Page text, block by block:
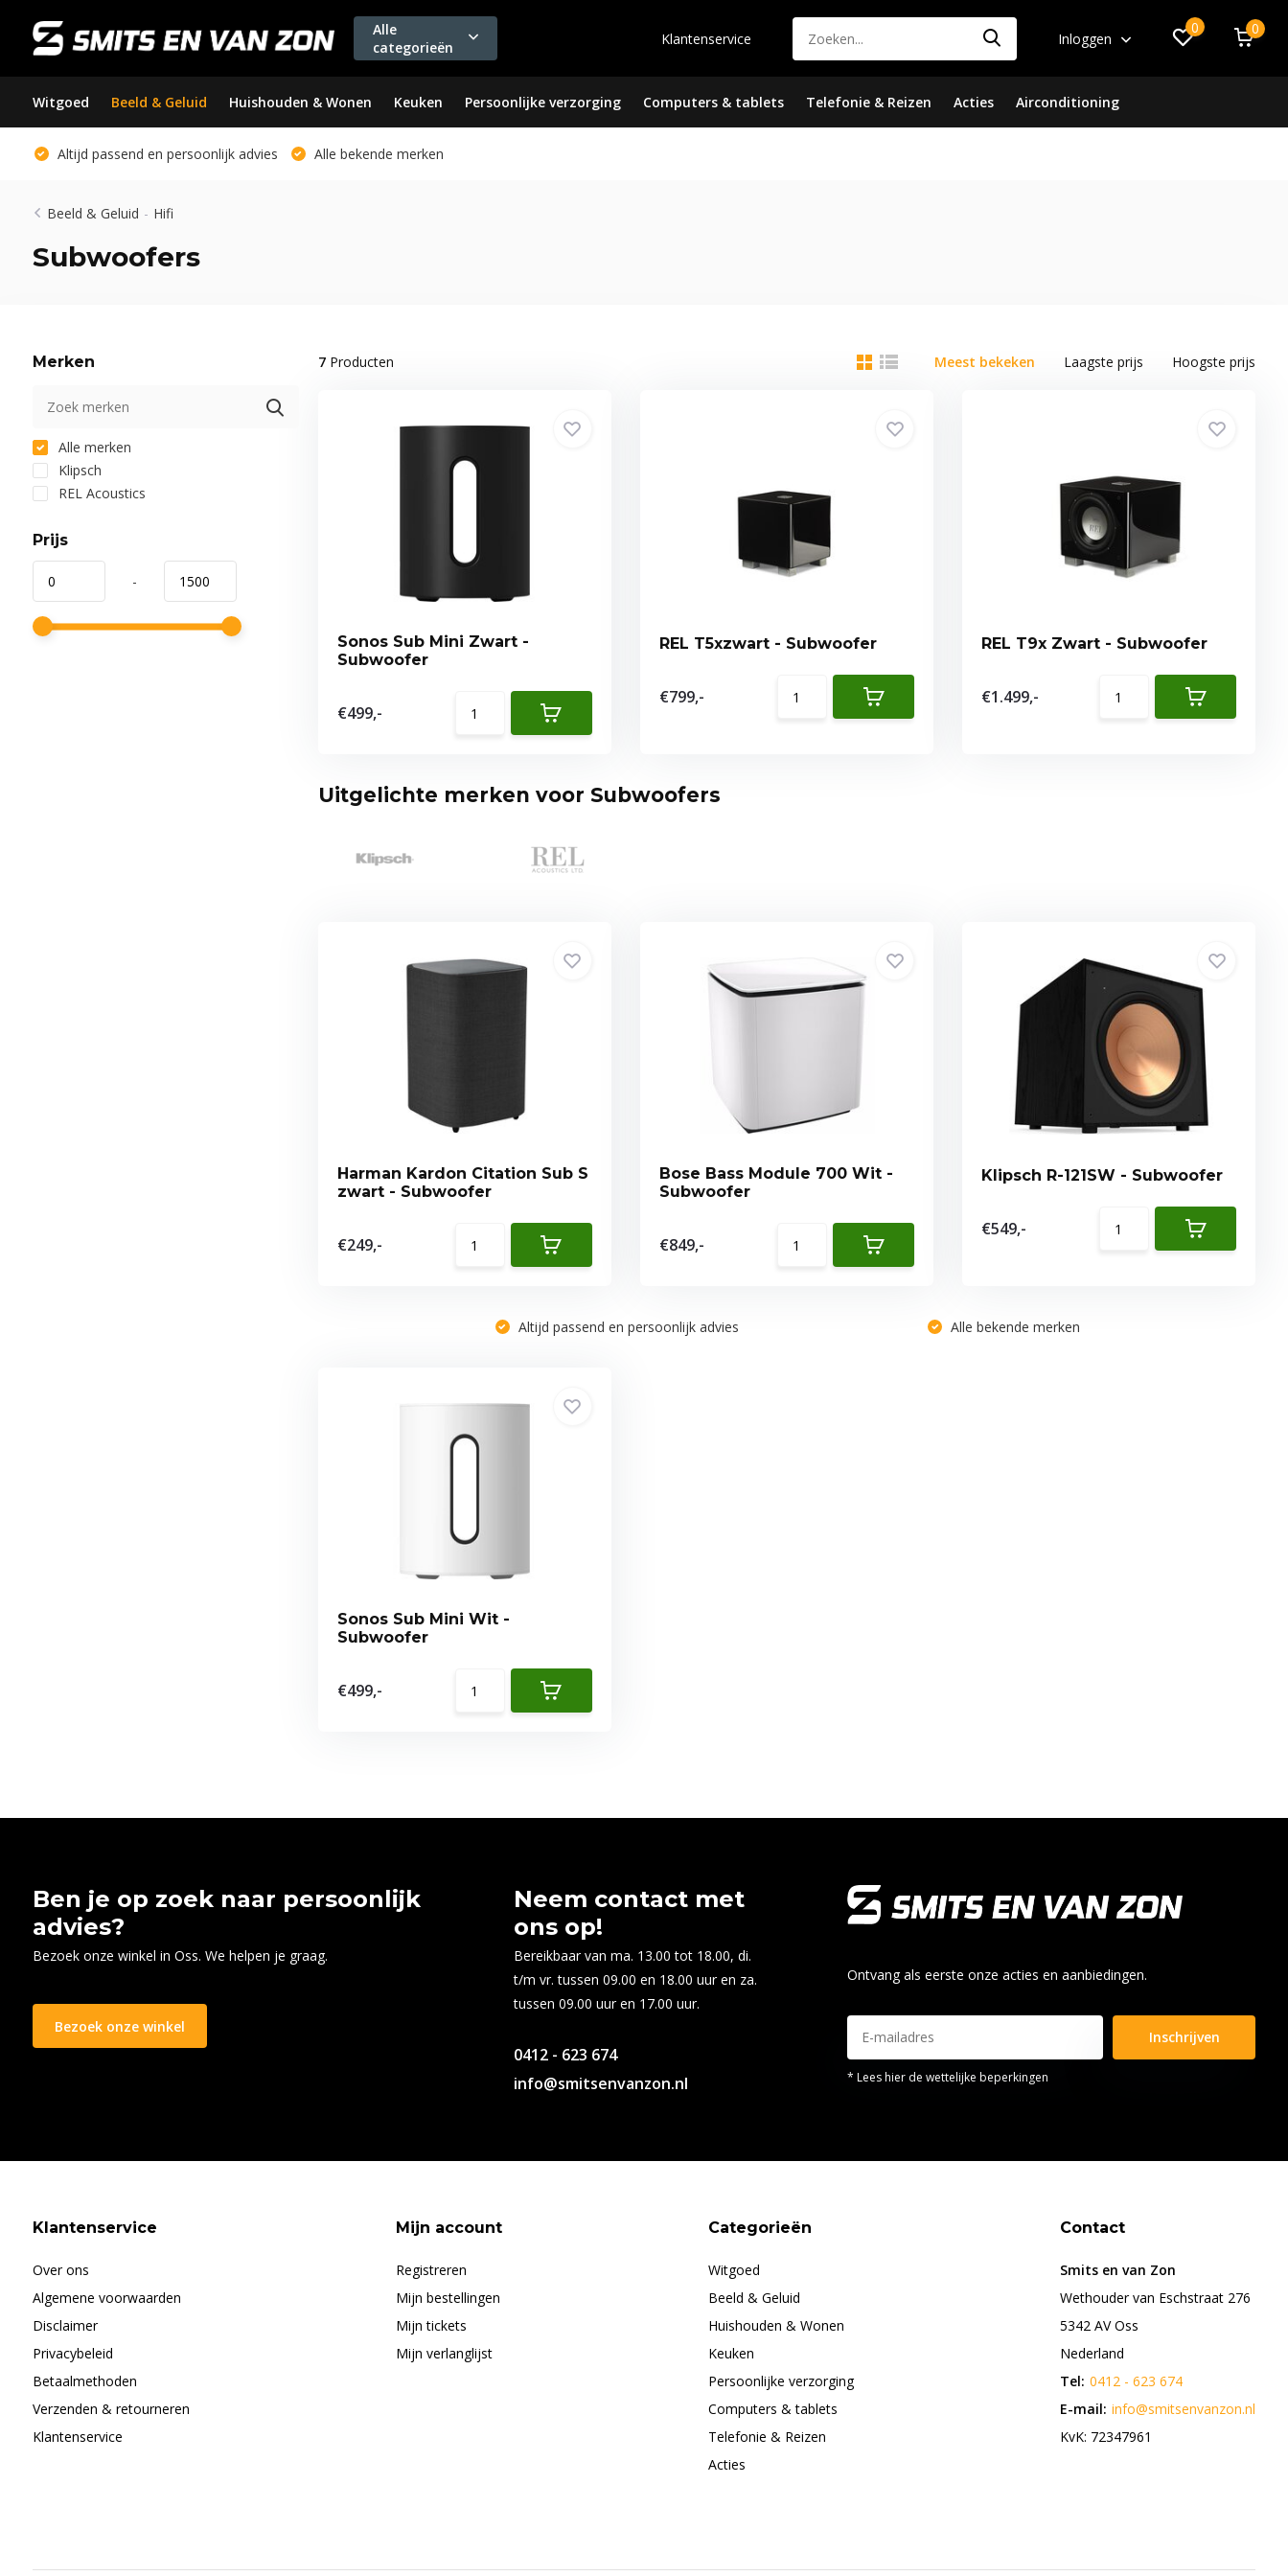
Alle
categorieën
Klantenservice Inloggen
0 0
Witgoed Beeld & Geluid Huishouden & Wonen Keuken Persoonlijke verzorging Computers & tablets Telefonie & Reizen Acties Airconditioning
Altijd passend en persoonlijk advies Alle bekende merken
Beeld & Geluid - Hifi
Subwoofers
Merken
Alle merken
Klipsch
REL Acoustics
Prijs
-
7Producten Meest bekeken Laagste prijs Hoogste prijs
Sonos Sub Mini Zwart -
Subwoofer
€499,-
REL T5xzwart - Subwoofer
€799,-
REL T9x Zwart - Subwoofer
€1.499,-
Uitgelichte merken voor Subwoofers
Harman Kardon Citation Sub S
zwart - Subwoofer
€249,-
Bose Bass Module 700 Wit -
Subwoofer
€849,-
Klipsch R-121SW - Subwoofer
€549,-
Altijd passend en persoonlijk advies Alle bekende merken
Sonos Sub Mini Wit -
Subwoofer
€499,-
Ben je op zoek naar persoonlijk
advies?
Bezoek onze winkel in Oss. We helpen je graag.
Bezoek onze winkel
Neem contact met
ons op!
Bereikbaar van ma. 13.00 tot 18.00, di.
t/m vr. tussen 09.00 en 18.00 uur en za.
tussen 09.00 uur en 17.00 uur.
0412 - 623 674
info@smitsenvanzon.nl
Ontvang als eerste onze acties en aanbiedingen.
Inschrijven
* Lees hier de wettelijke beperkingen
Klantenservice
Over ons
Algemene voorwaarden
Disclaimer
Privacybeleid
Betaalmethoden
Verzenden & retourneren
Klantenservice
Mijn account
Registreren
Mijn bestellingen
Mijn tickets
Mijn verlanglijst
Categorieën
Witgoed
Beeld & Geluid
Huishouden & Wonen
Keuken
Persoonlijke verzorging
Computers & tablets
Telefonie & Reizen
Acties
Contact
Smits en van Zon
Wethouder van Eschstraat 276
5342 AV Oss
Nederland
Tel: 0412 - 623 674
E-mail: info@smitsenvanzon.nl
KvK: 72347961